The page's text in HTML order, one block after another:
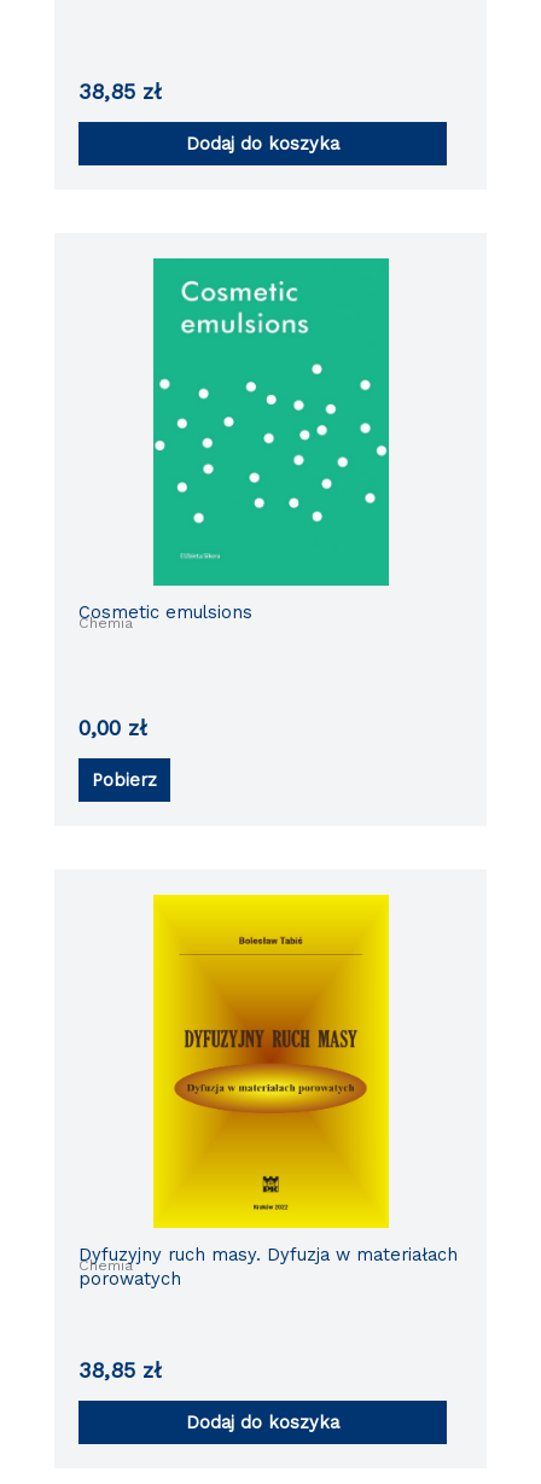
38,85 zł
Dodaj do koszyka
Chemia
Cosmetic emulsions
0,00 zł
Pobierz
Chemia
Dyfuzyjny ruch masy. Dyfuzja w materiałach
porowatych
38,85 zł
Dodaj do koszyka